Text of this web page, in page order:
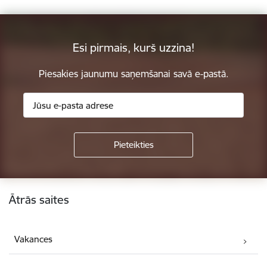
Esi pirmais, kurš uzzina!
Piesakies jaunumu saņemšanai savā e-pastā.
Kājene
Ātrās saites
Vakances